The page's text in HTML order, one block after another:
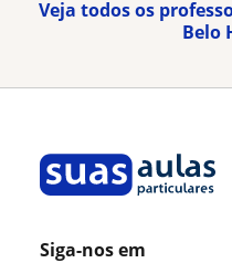
Veja todos os
Belo
Siga-nos em